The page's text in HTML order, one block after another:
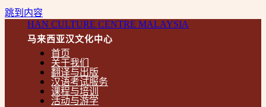
跳到内容
HAN CULTURE CENTRE MALAYSIA
马来西亚汉文化中心
首页
关于我们
翻译与出版
汉语考试服务
课程与培训
活动与游学